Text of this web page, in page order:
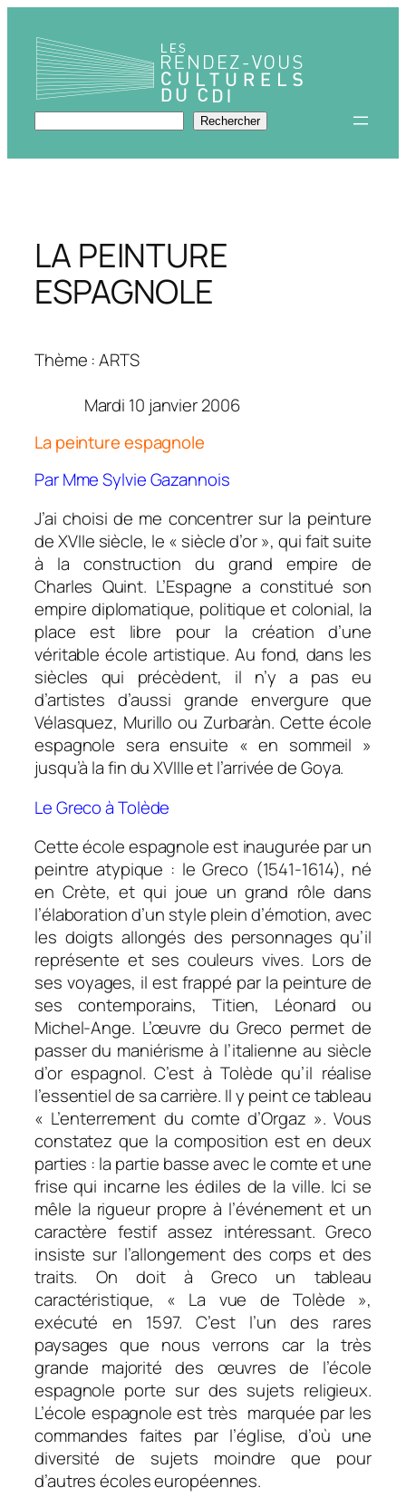
contenu
Rechercher Rechercher
LA PEINTURE
ESPAGNOLE
Thème : ARTS
Mardi 10 janvier 2006
La peinture espagnole
Par Mme Sylvie Gazannois
J’ai choisi de me concentrer sur la peinture
de XVIIe siècle, le « siècle d’or », qui fait suite
à la construction du grand empire de
Charles Quint. L’Espagne a constitué son
empire diplomatique, politique et colonial, la
place est libre pour la création d’une
véritable école artistique. Au fond, dans les
siècles qui précèdent, il n’y a pas eu
d’artistes d’aussi grande envergure que
Vélasquez, Murillo ou Zurbaràn. Cette école
espagnole sera ensuite « en sommeil »
jusqu’à la fin du XVIIIe et l’arrivée de Goya.
Le Greco à Tolède
Cette école espagnole est inaugurée par un
peintre atypique : le Greco (1541-1614), né
en Crète, et qui joue un grand rôle dans
l’élaboration d’un style plein d’émotion, avec
les doigts allongés des personnages qu’il
représente et ses couleurs vives. Lors de
ses voyages, il est frappé par la peinture de
ses contemporains, Titien, Léonard ou
Michel-Ange. L’œuvre du Greco permet de
passer du maniérisme à l’italienne au siècle
d’or espagnol. C’est à Tolède qu’il réalise
l’essentiel de sa carrière. Il y peint ce tableau
« L’enterrement du comte d’Orgaz ». Vous
constatez que la composition est en deux
parties : la partie basse avec le comte et une
frise qui incarne les édiles de la ville. Ici se
mêle la rigueur propre à l’événement et un
caractère festif assez intéressant. Greco
insiste sur l’allongement des corps et des
traits. On doit à Greco un tableau
caractéristique, « La vue de Tolède »,
exécuté en 1597. C’est l’un des rares
paysages que nous verrons car la très
grande majorité des œuvres de l’école
espagnole porte sur des sujets religieux.
L’école espagnole est très marquée par les
commandes faites par l’église, d’où une
diversité de sujets moindre que pour
d’autres écoles européennes.